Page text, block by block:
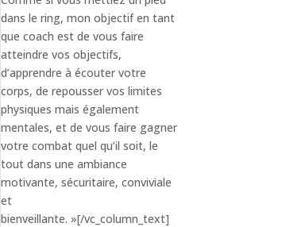
dans le ring, mon objectif en tant
que coach est de vous faire
atteindre vos objectifs,
d’apprendre à écouter votre
corps, de repousser vos limites
physiques mais également
mentales, et de vous faire gagner
votre combat quel qu’il soit, le
tout dans une ambiance
motivante, sécuritaire, conviviale
et
bienveillante. »[/vc_column_text]